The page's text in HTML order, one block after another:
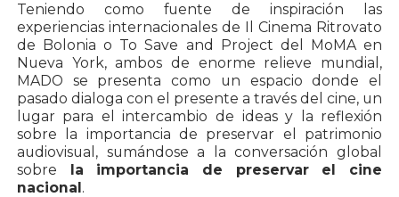
Teniendo como fuente de inspiración las
experiencias internacionales de Il Cinema Ritrovato
de Bolonia o To Save and Project del MoMA en
Nueva York, ambos de enorme relieve mundial,
MADO se presenta como un espacio donde el
pasado dialoga con el presente a través del cine, un
lugar para el intercambio de ideas y la reflexión
sobre la importancia de preservar el patrimonio
audiovisual, sumándose a la conversación global
sobre la importancia de preservar el cine
nacional.